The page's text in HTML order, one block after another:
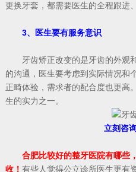
更换牙套，都需要医生的全程跟进
3、医生要有服务意识
牙齿矫正改变的是牙齿的外观
的沟通，医生要考虑到实际情况和
正畸体验，需求者的配合度也更高
生的实力之一。
立刻咨
合肥比较好的整牙医院有哪些
收！ 有些人觉得公立诊所医生更有